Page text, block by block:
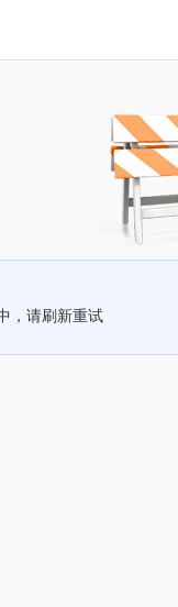
，请刷新重试